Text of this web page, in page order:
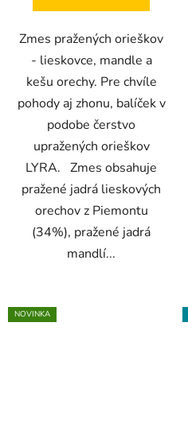
Zmes pražených orieškov
- lieskovce, mandle a
kešu orechy. Pre chvíle
pohody aj zhonu, balíček v
podobe čerstvo
upražených orieškov
LYRA. Zmes obsahuje
pražené jadrá lieskových
orechov z Piemontu
(34%), pražené jadrá
mandlí...
NOVINKA